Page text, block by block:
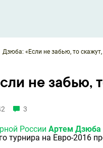
Дзюба: «Если не забью, то
не забью,
3
России Артем Дзюба
турнира на Евро-2016